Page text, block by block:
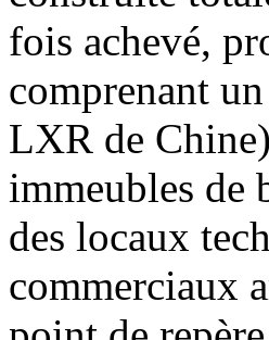
fois achevé,
comprenant
LXR de
immeubles de
des locaux
commerciaux